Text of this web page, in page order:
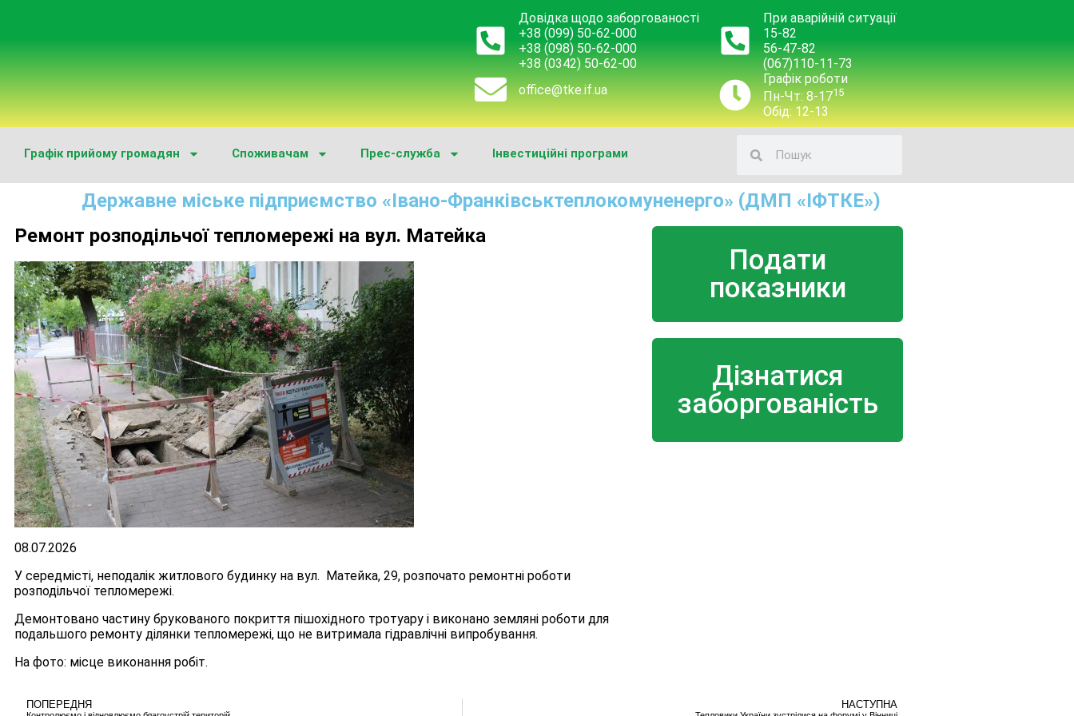
Довідка щодо заборгованості
+38 (099) 50-62-000
+38 (098) 50-62-000
+38 (0342) 50-62-00
office@tke.if.ua
При аварійній ситуації
15-82
56-47-82
(067)110-11-73
Графік роботи
Пн-Чт: 8-1715
Обід: 12-13
Графік прийому громадян Споживачам Прес-служба Інвестиційні програми
Державне міське підприємство «Івано-Франківськтеплокомуненерго» (ДМП «ІФТКЕ»)
Ремонт розподільчої тепломережі на вул. Матейка
08.07.2026
У середмісті, неподалік житлового будинку на вул. Матейка, 29, розпочато ремонтні роботи
розподільчої тепломережі.
Демонтовано частину брукованого покриття пішохідного тротуару і виконано земляні роботи для
подальшого ремонту ділянки тепломережі, що не витримала гідравлічні випробування.
На фото: місце виконання робіт.
Подати
показники
Дізнатися
заборгованість
ПОПЕРЕДНЯ НАСТУПНА